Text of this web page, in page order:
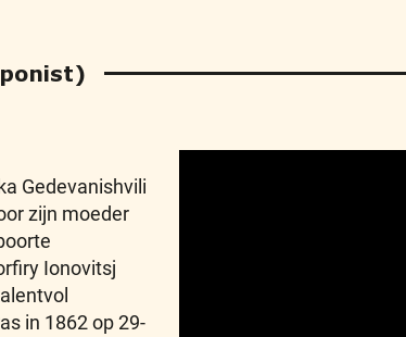
Gedevanishvili
zijn moeder
Ionovitsj
in 1862 op 29-